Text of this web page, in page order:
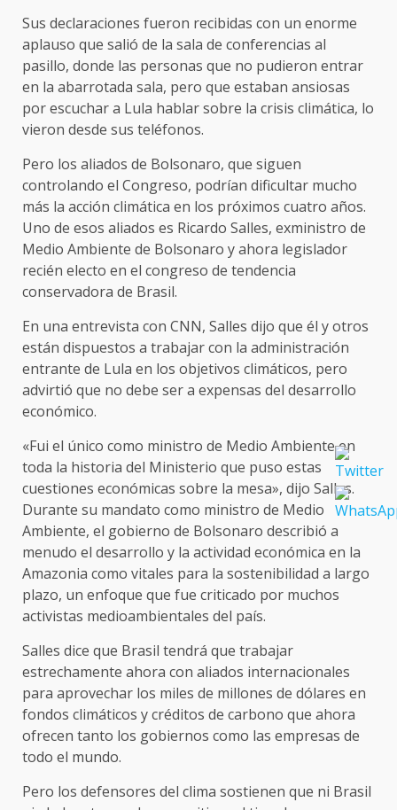
Sus declaraciones fueron recibidas con un enorme
aplauso que salió de la sala de conferencias al
pasillo, donde las personas que no pudieron entrar
en la abarrotada sala, pero que estaban ansiosas
por escuchar a Lula hablar sobre la crisis climática, lo
vieron desde sus teléfonos.
Pero los aliados de Bolsonaro, que siguen
controlando el Congreso, podrían dificultar mucho
más la acción climática en los próximos cuatro años.
Uno de esos aliados es Ricardo Salles, exministro de
Medio Ambiente de Bolsonaro y ahora legislador
recién electo en el congreso de tendencia
conservadora de Brasil.
En una entrevista con CNN, Salles dijo que él y otros
están dispuestos a trabajar con la administración
entrante de Lula en los objetivos climáticos, pero
advirtió que no debe ser a expensas del desarrollo
económico.
«Fui el único como ministro de Medio Ambiente en
toda la historia del Ministerio que puso estas
cuestiones económicas sobre la mesa», dijo Salles.
Durante su mandato como ministro de Medio
Ambiente, el gobierno de Bolsonaro describió a
menudo el desarrollo y la actividad económica en la
Amazonia como vitales para la sostenibilidad a largo
plazo, un enfoque que fue criticado por muchos
activistas medioambientales del país.
Salles dice que Brasil tendrá que trabajar
estrechamente ahora con aliados internacionales
para aprovechar los miles de millones de dólares en
fondos climáticos y créditos de carbono que ahora
ofrecen tanto los gobiernos como las empresas de
todo el mundo.
Pero los defensores del clima sostienen que ni Brasil